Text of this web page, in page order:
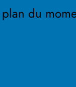
plan du